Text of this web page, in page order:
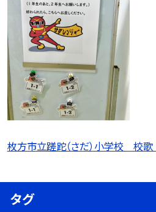
枚方市立蹉跎（さだ）小学校 校歌
タグ